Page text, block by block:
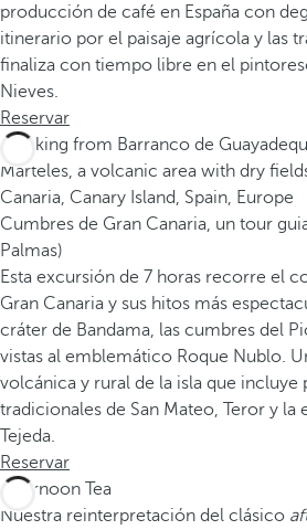
producción de café en España con
itinerario por el paisaje agrícola y las
finaliza con tiempo libre en el
Nieves.
Reservar
Cumbres de Gran Canaria, un tour
Palmas)
Esta excursión de 7 horas recorre el
Gran Canaria y sus hitos más
cráter de Bandama, las cumbres del
vistas al emblemático Roque Nublo.
volcánica y rural de la isla que incluye
tradicionales de San Mateo, Teror y la
Tejeda.
Reservar
Afternoon Tea
Nuestra reinterpretación del clásico